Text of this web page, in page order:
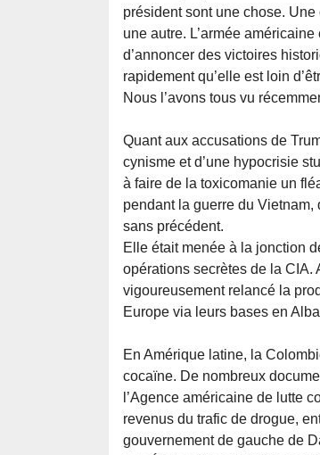
président sont une chose.
une autre. L’armée
d’annoncer des victoires
rapidement qu’elle est loin
Nous l’avons tous vu
Quant aux accusations de
cynisme et d’une hypocrisie
à faire de la toxicomanie un
pendant la guerre du Vietnam,
sans précédent.
Elle était menée à la jonction
opérations secrètes de la CIA.
vigoureusement relancé la
Europe via leurs bases en
En Amérique latine, la
cocaïne. De nombreux
l’Agence américaine de lutte
revenus du trafic de drogue,
gouvernement de gauche de